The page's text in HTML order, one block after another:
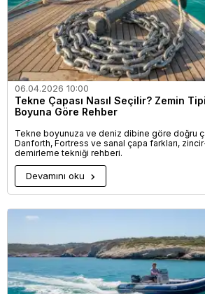
06.04.2026 10:00
Tekne Çapası Nasıl Seçilir? Zemin
Boyuna Göre Rehber
Tekne boyunuza ve deniz dibine göre doğru
Danforth, Fortress ve sanal çapa farkları,
demirleme tekniği rehberi.
Devamını oku